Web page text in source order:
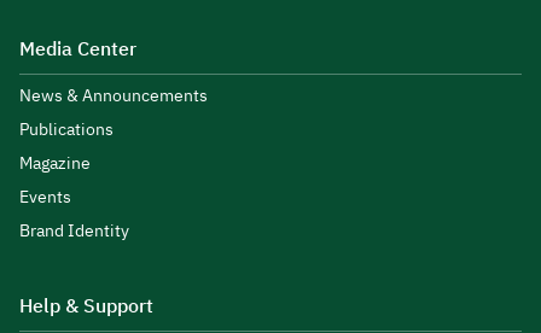
Media Center
News & Announcements
Publications
Magazine
Events
Brand Identity
Help & Support